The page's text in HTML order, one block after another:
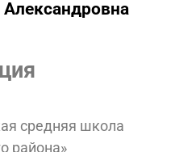
средняя школа
района»